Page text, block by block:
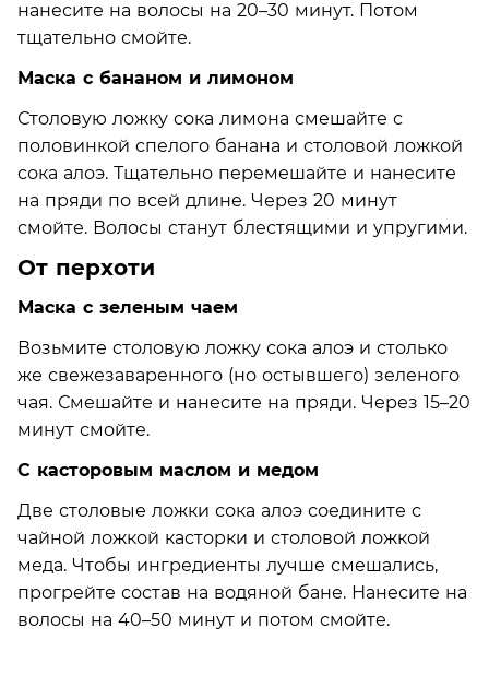
нанесите на волосы на 20–30 минут. Потом
тщательно смойте.
Маска с бананом и лимоном
Столовую ложку сока лимона смешайте с
половинкой спелого банана и столовой ложкой
сока алоэ. Тщательно перемешайте и нанесите
на пряди по всей длине. Через 20 минут
смойте. Волосы станут блестящими и упругими.
От перхоти
Маска с зеленым чаем
Возьмите столовую ложку сока алоэ и столько
же свежезаваренного (но остывшего) зеленого
чая. Смешайте и нанесите на пряди. Через 15–20
минут смойте.
С касторовым маслом и медом
Две столовые ложки сока алоэ соедините с
чайной ложкой касторки и столовой ложкой
меда. Чтобы ингредиенты лучше смешались,
прогрейте состав на водяной бане. Нанесите на
волосы на 40–50 минут и потом смойте.